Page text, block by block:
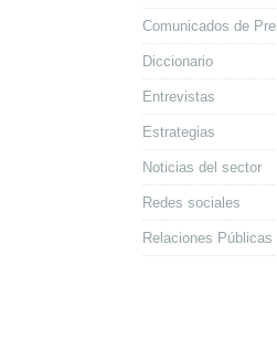
Comunicados de
Diccionario
Entrevistas
Estrategias
Noticias del sector
Redes sociales
Relaciones Públicas